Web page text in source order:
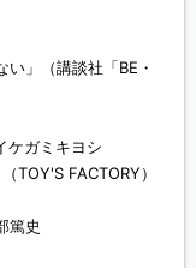
」（講談社「BE・
ガミキヨシ
TOY'S FACTORY）
篤史